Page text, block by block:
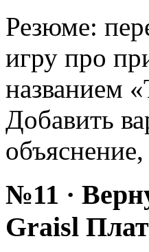
Резюме:
игру про
названием
Добавить
№11 ·
Graisl